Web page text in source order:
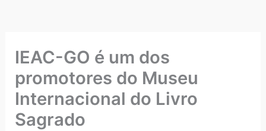
IEAC-GO é um dos
promotores do Museu
Internacional do Livro
Sagrado